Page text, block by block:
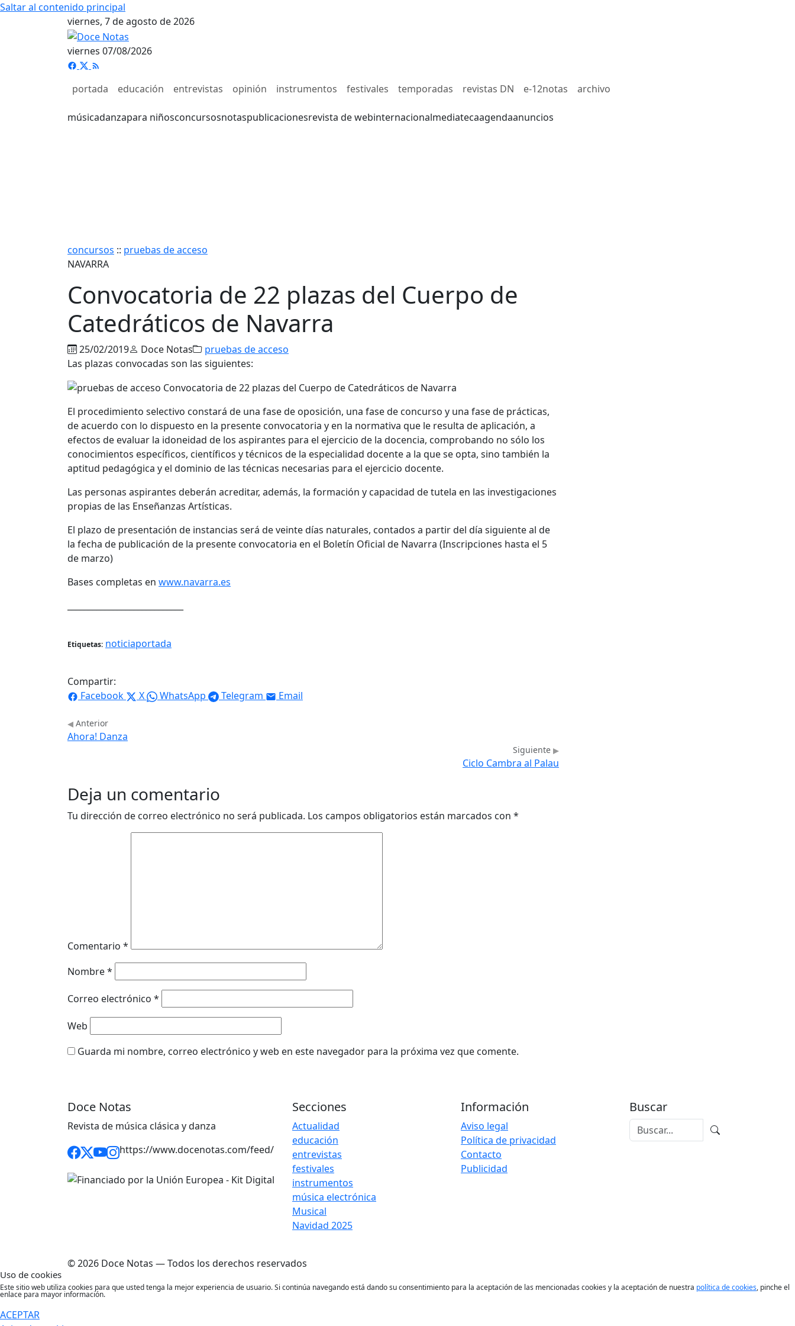
Saltar al contenido principal
viernes, 7 de agosto de 2026
viernes 07/08/2026
portada educación entrevistas opinión instrumentos festivales temporadas revistas DN e-12notas archivo
músicadanzapara niñosconcursosnotaspublicacionesrevista de webinternacionalmediatecaagendaanuncios
concursos :: pruebas de acceso
NAVARRA
Convocatoria de 22 plazas del Cuerpo de
Catedráticos de Navarra
25/02/2019 Doce Notas
pruebas de acceso
Las plazas convocadas son las siguientes:
El procedimiento selectivo constará de una fase de oposición, una fase de concurso y una fase de prácticas,
de acuerdo con lo dispuesto en la presente convocatoria y en la normativa que le resulta de aplicación, a
efectos de evaluar la idoneidad de los aspirantes para el ejercicio de la docencia, comprobando no sólo los
conocimientos específicos, científicos y técnicos de la especialidad docente a la que se opta, sino también la
aptitud pedagógica y el dominio de las técnicas necesarias para el ejercicio docente.
Las personas aspirantes deberán acreditar, además, la formación y capacidad de tutela en las investigaciones
propias de las Enseñanzas Artísticas.
El plazo de presentación de instancias será de veinte días naturales, contados a partir del día siguiente al de
la fecha de publicación de la presente convocatoria en el Boletín Oficial de Navarra (Inscripciones hasta el 5
de marzo)
Bases completas en www.navarra.es
Etiquetas: noticiaportada
Compartir:
Facebook
X WhatsApp Telegram Email
Anterior
Ahora! Danza
Siguiente
Ciclo Cambra al Palau
Deja un comentario
Tu dirección de correo electrónico no será publicada. Los campos obligatorios están marcados con *
Comentario *
Nombre*
Correo electrónico *
Web
Guarda mi nombre, correo electrónico y web en este navegador para la próxima vez que comente.
Doce Notas
Revista de música clásica y danza
https://www.docenotas.com/feed/
Secciones
Actualidad
educación
entrevistas
festivales
instrumentos
música electrónica
Musical
Navidad 2025
Información
Aviso legal
Política de privacidad
Contacto
Publicidad
Buscar
© 2026 Doce Notas — Todos los derechos reservados
Uso de cookies
Este sitio web utiliza cookies para que usted tenga la mejor experiencia de usuario. Si continúa navegando está dando su consentimiento para la aceptación de las mencionadas cookies y la aceptación de nuestra política de cookies, pinche el
enlace para mayor información.
ACEPTAR